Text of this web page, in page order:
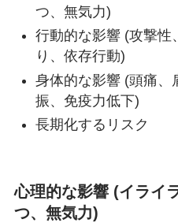
つ、無気力)
行動的な影響 (攻撃性
り、依存行動)
身体的な影響 (頭痛、
振、免疫力低下)
長期化するリスク
心理的な影響 (イライ
つ、無気力)